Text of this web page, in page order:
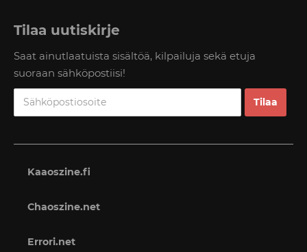
Tilaa uutiskirje
Saat ainutlaatuista sisältöä, kilpailuja sekä etuja
suoraan sähköpostiisi!
Kaaoszine.fi
Chaoszine.net
Errori.net